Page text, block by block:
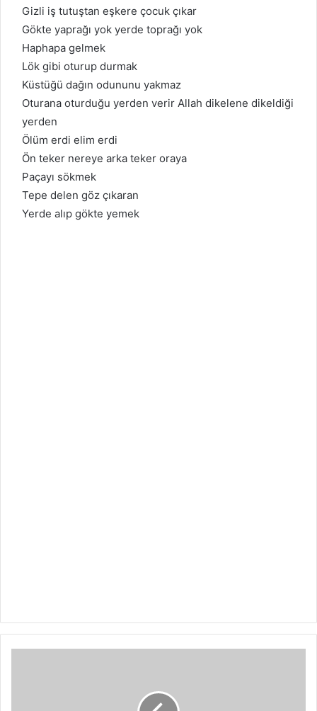
Gizli iş tutuştan eşkere çocuk çıkar
Gökte yaprağı yok yerde toprağı yok
Haphapa gelmek
Lök gibi oturup durmak
Küstüğü dağın odununu yakmaz
Oturana oturduğu yerden verir Allah dikelene dikeldiği
yerden
Ölüm erdi elim erdi
Ön teker nereye arka teker oraya
Paçayı sökmek
Tepe delen göz çıkaran
Yerde alıp gökte yemek